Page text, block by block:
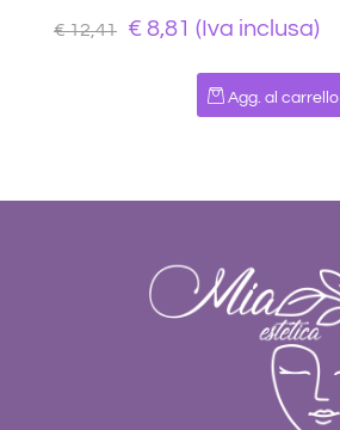
€ 12,41 € 8,81 (Iva inclusa)
Quantità
Agg. al carrello